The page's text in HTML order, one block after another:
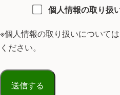
個人情報の取り扱
※個人情報の取り扱いについては
ください。
の